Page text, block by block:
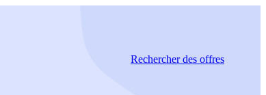
Rechercherdes offres